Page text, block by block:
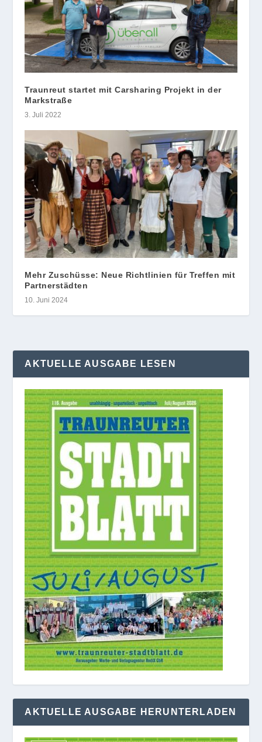
Traunreut startet mit Carsharing Projekt in der
Markstraße
3. Juli 2022
Mehr Zuschüsse: Neue Richtlinien für Treffen mit
Partnerstädten
10. Juni 2024
AKTUELLE AUSGABE LESEN
AKTUELLE AUSGABE HERUNTERLADEN